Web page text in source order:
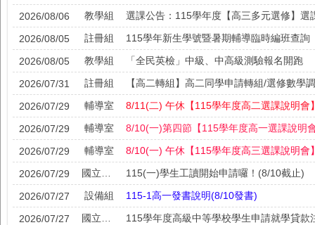
2026/08/06 教學組 選課公告：115學年度【高三多元選修】選
2026/08/05 註冊組 115學年新生學號暨暑期輔導臨時編班查詢
2026/08/05 教學組 「全民英檢」中級、中高級測驗報名開跑
2026/07/31 註冊組
2026/07/29 輔導室 8/11(二) 午休【115學年度高二選課說明會
2026/07/29 輔導室 8/​1​0(一)第四節【115學年度高一選課說明
2026/07/29 輔導室 8/10(一) 午休【115學年度高三選課說明會
2026/07/29 115(一)學生工讀開始申請囉！(8/10截止)
2026/07/27 設備組 115-1高一發書說明(8/10發書)
2026/07/27